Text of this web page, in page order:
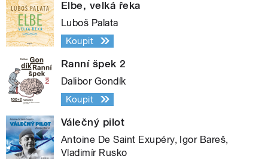
Elbe, velká řeka
Luboš Palata
Koupit
Ranní špek 2
Dalibor Gondík
Koupit
Válečný pilot
Antoine De Saint Exupéry, Igor Bareš,
Vladimír Rusko